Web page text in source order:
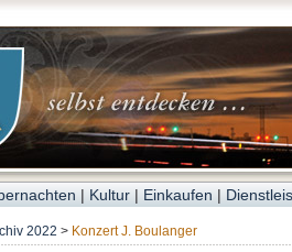
| Kultur| Einkaufen |
2022 > Konzert J. Boulanger